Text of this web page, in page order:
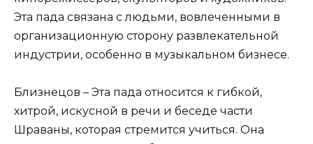
Эта пада связана с людьми, вовлеченными в
организационную сторону развлекательной
индустрии, особенно в музыкальном бизнесе.
Близнецов – Эта пада относится к гибкой,
хитрой, искусной в речи и беседе части
Шраваны, которая стремится учиться. Она